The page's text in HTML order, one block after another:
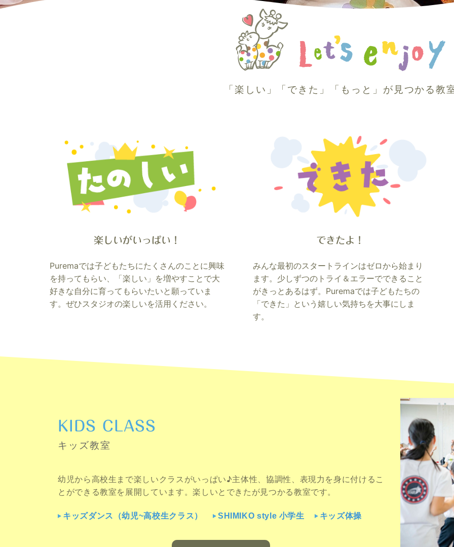
「楽しい」「できた」「もっと」が見つかる教
楽しいがいっぱい！
Puremaでは子どもたちにたくさんのことに興味
を持ってもらい、「楽しい」を増やすことで大
好きな自分に育ってもらいたいと願っていま
す。ぜひスタジオの楽しいを活用ください。
できたよ！
みんな最初のスタートラインはゼロから始まり
ます。少しずつのトライ＆エラーでできること
がきっとあるはず。Puremaでは子どもたちの
「できた」という嬉しい気持ちを大事にしま
す。
KIDS CLASS
キッズ教室
幼児から高校生まで楽しいクラスがいっぱい♪主体性、協調性、表現力を身に付けるこ
とができる教室を展開しています。楽しいとできたが見つかる教室です。
キッズダンス（幼児~高校生クラス） SHIMIKO style 小学生 キッズ体操